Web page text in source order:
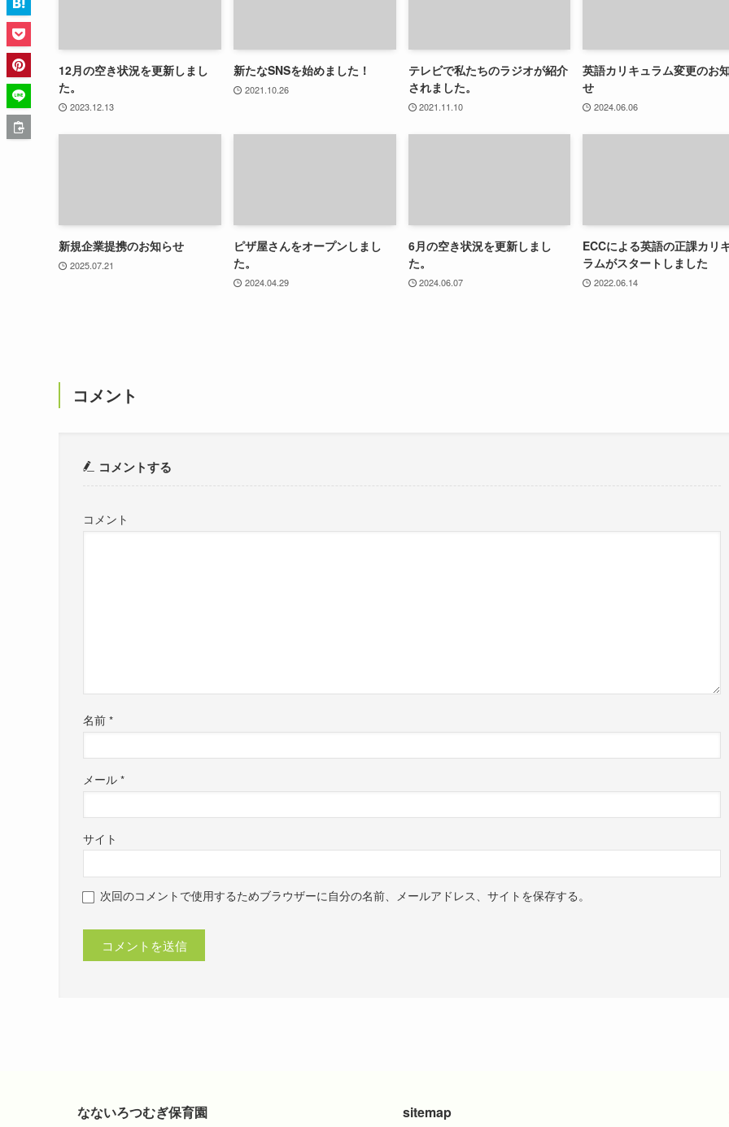
12月の空き状況を更新しまし
た。
2023.12.13
新たなSNSを始めました！
2021.10.26
テレビで私たちのラジオが紹介
されました。
2021.11.10
英語カリキュラム変更のお
せ
2024.06.06
新規企業提携のお知らせ
2025.07.21
ピザ屋さんをオープンしまし
た。
2024.04.29
6月の空き状況を更新しまし
た。
2024.06.07
ECCによる英語の正課カリ
ラムがスタートしました
2022.06.14
コメント
コメントする
コメント
名前 *
メール *
サイト
次回のコメントで使用するためブラウザーに自分の名前、メールアドレス、サイトを保存する。
なないろつむぎ保育園 sitemap